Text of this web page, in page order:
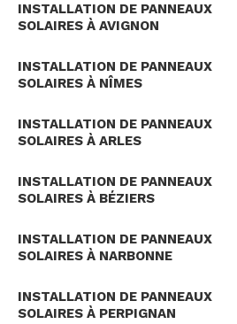
INSTALLATION DE PANNEAUX
SOLAIRES À AVIGNON
INSTALLATION DE PANNEAUX
SOLAIRES À NÎMES
INSTALLATION DE PANNEAUX
SOLAIRES À ARLES
INSTALLATION DE PANNEAUX
SOLAIRES À BÉZIERS
INSTALLATION DE PANNEAUX
SOLAIRES À NARBONNE
INSTALLATION DE PANNEAUX
SOLAIRES À PERPIGNAN